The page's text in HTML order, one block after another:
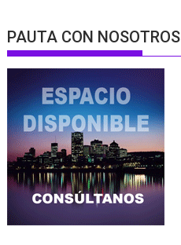
PAUTA CON NOSOTROS